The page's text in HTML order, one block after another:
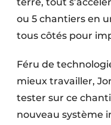
ou 5 chantiers en
tous côtés pour
Féru de
mieux travailler,
tester sur ce
nouveau système